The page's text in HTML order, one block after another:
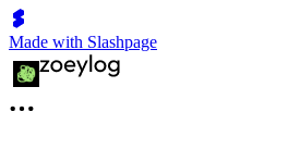
Made with Slashpage